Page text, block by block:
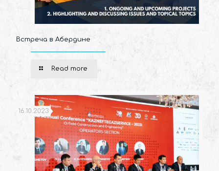
Встреча в Абердине
Read more
16.10.2023